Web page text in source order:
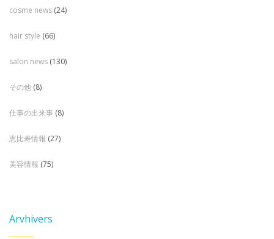
cosme news (24)
hair style (66)
salon news (130)
その他 (8)
仕事の出来事 (8)
恵比寿情報 (27)
美容情報 (75)
Arvhivers